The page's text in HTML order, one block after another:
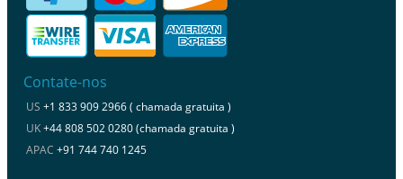
Contate-nos
US +1 833 909 2966 ( chamada gratuita )
UK+44 808 502 0280 (chamada gratuita )
APAC +91 744 740 1245